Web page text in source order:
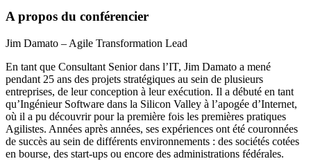
A propos du conférencier
Jim Damato – Agile Transformation Lead
En tant que Consultant Senior dans l’IT, Jim Damato a mené
pendant 25 ans des projets stratégiques au sein de plusieurs
entreprises, de leur conception à leur exécution. Il a débuté en tant
qu’Ingénieur Software dans la Silicon Valley à l’apogée d’Internet,
où il a pu découvrir pour la première fois les premières pratiques
Agilistes. Années après années, ses expériences ont été couronnées
de succès au sein de différents environnements : des sociétés cotées
en bourse, des start-ups ou encore des administrations fédérales.